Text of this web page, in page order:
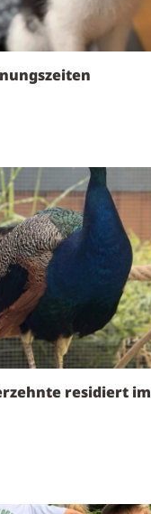
residiert im